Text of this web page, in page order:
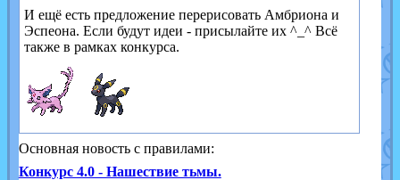
И ещё есть предложение перерисовать Амбриона и
Эспеона. Если будут идеи - присылайте их ^_^ Всё
также в рамках конкурса.
Основная новость с правилами:
Конкурс 4.0 - Нашествие тьмы.